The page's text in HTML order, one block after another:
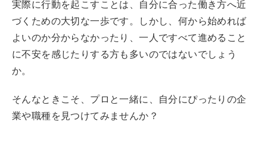
実際に行動を起こすことは、自分に合った働き方へ近
づくための大切な一歩です。しかし、何から始めれば
よいのか分からなかったり、一人ですべて進めること
に不安を感じたりする方も多いのではないでしょう
か。
そんなときこそ、プロと一緒に、自分にぴったりの企
業や職種を見つけてみませんか？